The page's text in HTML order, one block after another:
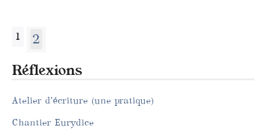
1 2
Réflexions
Atelier d’écriture (une pratique)
Chantier Eurydice